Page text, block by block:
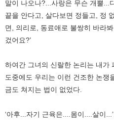
말이 나오나?...사랑은 무슨 개뿔...
끝을 안다고, 살다보면 정들고, 정
면, 의리로, 동료애로 불쌍히 바라
겄어요?’
하여간 그녀의 신랄한 논리는 내가
도중에도 우리는 이런 건조한 논쟁
금도 쳐지는 법이 없었다.
‘아후...자기 근육은....몸이....살이...’